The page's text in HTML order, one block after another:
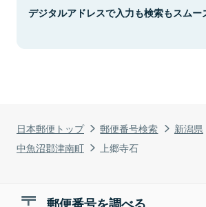
日本郵便トップ 郵便番号検索
新潟県
中魚沼郡津南町
上郷寺石
デジタルアドレスで入力も検索もスムー
郵便番号を調べる